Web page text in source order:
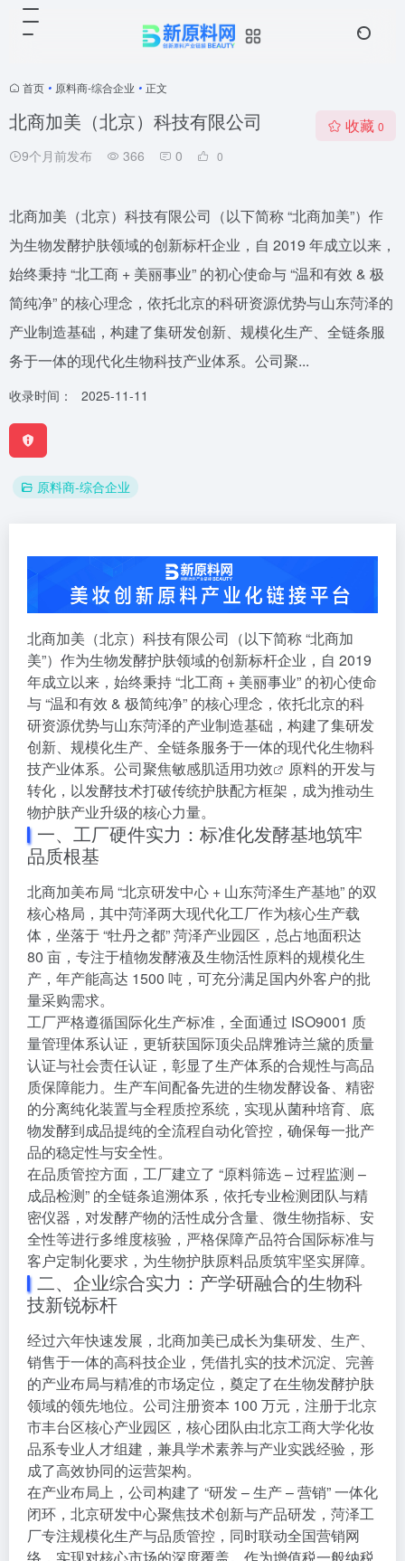
首页 • 原料商-综合企业 • 正文
北商加美（北京）科技有限公司
9个月前发布 366 0 0
收藏 0
北商加美（北京）科技有限公司（以下简称 “北商加美”）作
为生物发酵护肤领域的创新标杆企业，自 2019 年成立以来，
始终秉持 “北工商 + 美丽事业” 的初心使命与 “温和有效 & 极
简纯净” 的核心理念，依托北京的科研资源优势与山东菏泽的
产业制造基础，构建了集研发创新、规模化生产、全链条服
务于一体的现代化生物科技产业体系。公司聚...
收录时间： 2025-11-11
原料商-综合企业
北商加美（北京）科技有限公司（以下简称 “北商加
美”）作为生物发酵护肤领域的创新标杆企业，自 2019
年成立以来，始终秉持 “北工商 + 美丽事业” 的初心使命
与 “温和有效 & 极简纯净” 的核心理念，依托北京的科
研资源优势与山东菏泽的产业制造基础，构建了集研发
创新、规模化生产、全链条服务于一体的现代化生物科
技产业体系。公司聚焦敏感肌适用功效
原料的开发与
转化，以发酵技术打破传统护肤配方框架，成为推动生
物护肤产业升级的核心力量。
一、工厂硬件实力：标准化发酵基地筑牢
品质根基
北商加美布局 “北京研发中心 + 山东菏泽生产基地” 的双
核心格局，其中菏泽两大现代化工厂作为核心生产载
体，坐落于 “牡丹之都” 菏泽产业园区，总占地面积达
80 亩，专注于植物发酵液及生物活性原料的规模化生
产，年产能高达 1500 吨，可充分满足国内外客户的批
量采购需求。
工厂严格遵循国际化生产标准，全面通过 ISO9001 质
量管理体系认证，更斩获国际顶尖品牌雅诗兰黛的质量
认证与社会责任认证，彰显了生产体系的合规性与高品
质保障能力。生产车间配备先进的生物发酵设备、精密
的分离纯化装置与全程质控系统，实现从菌种培育、底
物发酵到成品提纯的全流程自动化管控，确保每一批产
品的稳定性与安全性。
在品质管控方面，工厂建立了 “原料筛选 – 过程监测 –
成品检测” 的全链条追溯体系，依托专业检测团队与精
密仪器，对发酵产物的活性成分含量、微生物指标、安
全性等进行多维度核验，严格保障产品符合国际标准与
客户定制化要求，为生物护肤原料品质筑牢坚实屏障。
二、企业综合实力：产学研融合的生物科
技新锐标杆
经过六年快速发展，北商加美已成长为集研发、生产、
销售于一体的高科技企业，凭借扎实的技术沉淀、完善
的产业布局与精准的市场定位，奠定了在生物发酵护肤
领域的领先地位。公司注册资本 100 万元，注册于北京
市丰台区核心产业园区，核心团队由北京工商大学化妆
品系专业人才组建，兼具学术素养与产业实践经验，形
成了高效协同的运营架构。
在产业布局上，公司构建了 “研发 – 生产 – 营销” 一体化
闭环，北京研发中心聚焦技术创新与产品研发，菏泽工
厂专注规模化生产与品质管控，同时联动全国营销网
络，实现对核心市场的深度覆盖。作为增值税一般纳税